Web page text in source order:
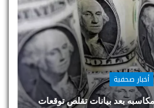
أخبار صحفية
بعد بيانات تقلص توقعات